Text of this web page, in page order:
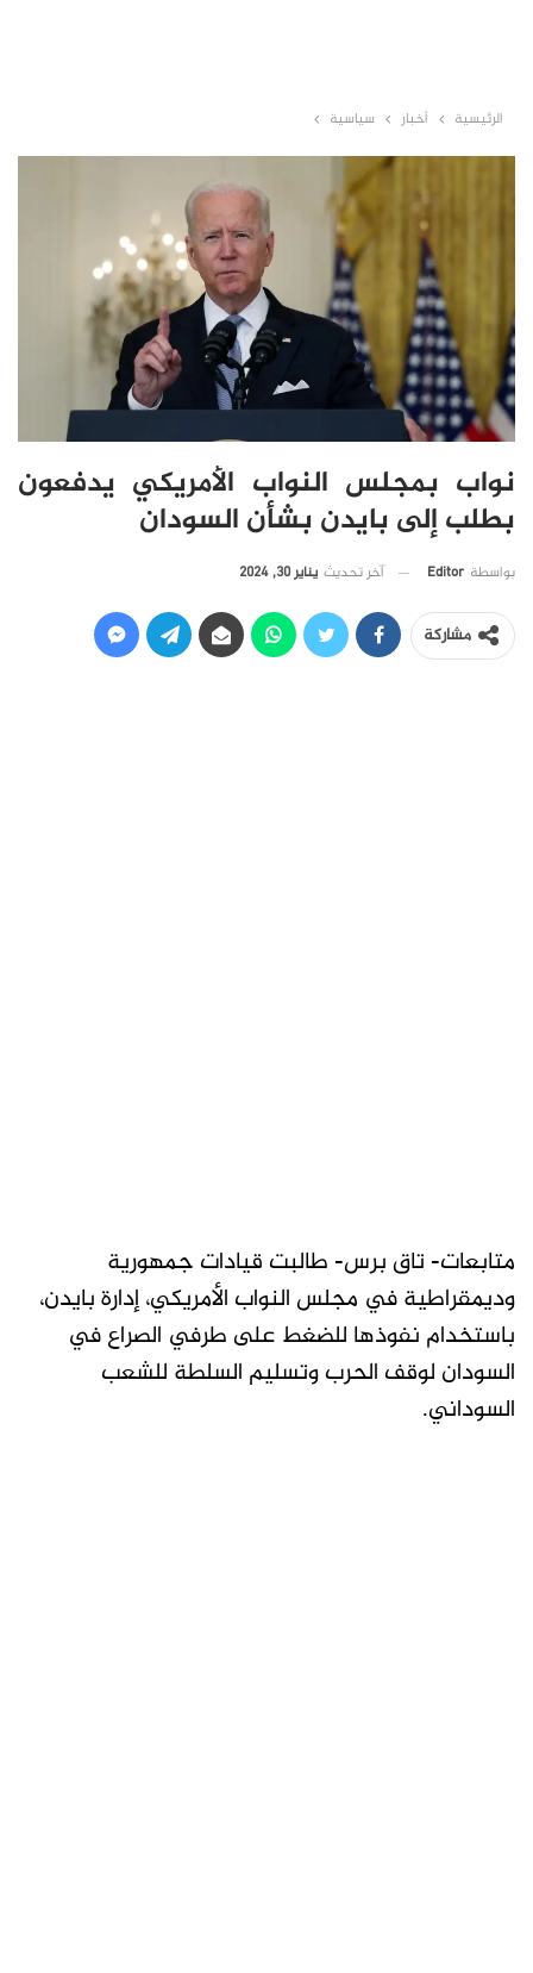
الرئيسية أخبار سياسية
نواب بمجلس النواب الأمريكي يدفعون
بطلب إلى بايدن بشأن السودان
بواسطة Editor آخر تحديث يناير 30, 2024
مشاركة
متابعات- تاق برس- طالبت قيادات جمهورية
وديمقراطية في مجلس النواب الأمريكي، إدارة بايدن،
باستخدام نفوذها للضغط على طرفي الصراع في
السودان لوقف الحرب وتسليم السلطة للشعب
السوداني.